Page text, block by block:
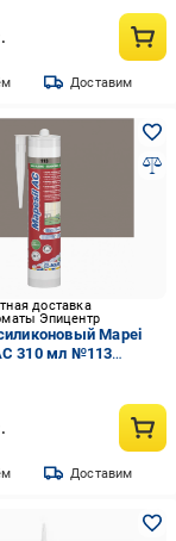
Доставим
доставка
Эпицентр
Mapei
310 мл №113
(000014553)
Доставим